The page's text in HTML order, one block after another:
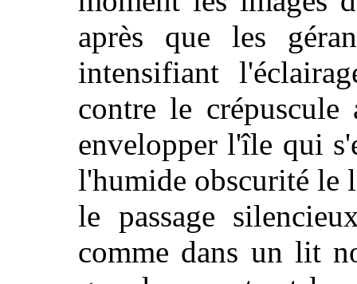
après que les
intensifiant
contre le
envelopper l'île qui
l'humide obscurité le
le passage
comme dans un lit